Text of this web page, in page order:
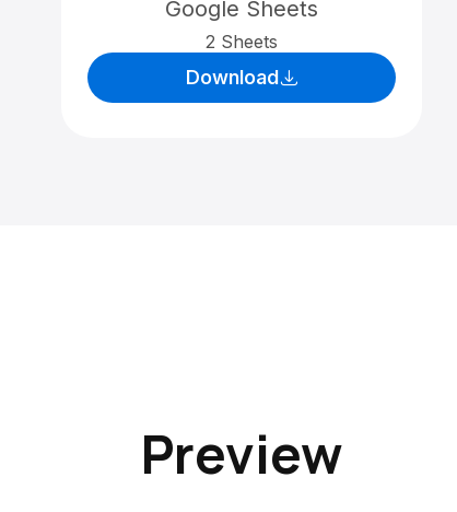
Google Sheets
2 Sheets
Download
Preview